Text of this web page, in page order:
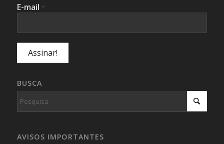
E-mail *
BUSCA
AVISOS IMPORTANTES